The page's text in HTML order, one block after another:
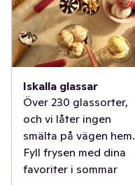
Iskalla glassar
Över 230 glassorter,
och vi låter ingen
smälta på vägen hem.
Fyll frysen med dina
favoriter i sommar